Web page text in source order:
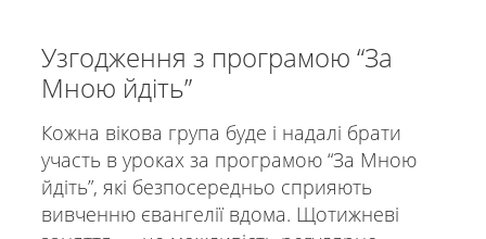
Узгодження з програмою “За
Мною йдіть”
Кожна вікова група буде і надалі брати
участь в уроках за програмою “За Мною
йдіть”, які безпосередньо сприяють
вивченню євангелії вдома. Щотижневі